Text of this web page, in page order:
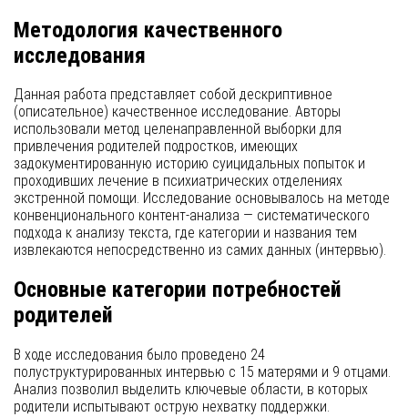
Методология качественного
исследования
Данная работа представляет собой дескриптивное
(описательное) качественное исследование. Авторы
использовали метод целенаправленной выборки для
привлечения родителей подростков, имеющих
задокументированную историю суицидальных попыток и
проходивших лечение в психиатрических отделениях
экстренной помощи. Исследование основывалось на методе
конвенционального контент-анализа — систематического
подхода к анализу текста, где категории и названия тем
извлекаются непосредственно из самих данных (интервью).
Основные категории потребностей
родителей
В ходе исследования было проведено 24
полуструктурированных интервью с 15 матерями и 9 отцами.
Анализ позволил выделить ключевые области, в которых
родители испытывают острую нехватку поддержки.